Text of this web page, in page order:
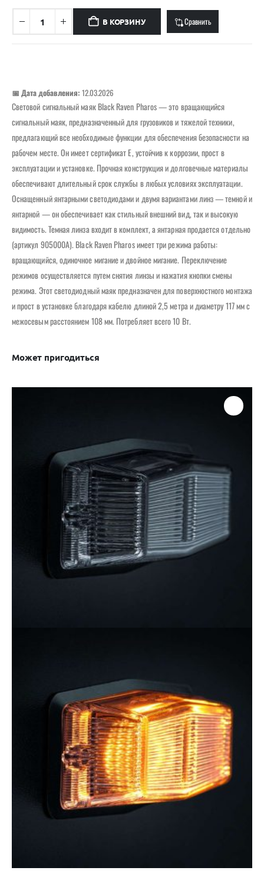
В КОРЗИНУ Сравнить
📅 Дата добавления: 12.03.2026
Световой сигнальный маяк Black Raven Pharos — это вращающийся
сигнальный маяк, предназначенный для грузовиков и тяжелой техники,
предлагающий все необходимые функции для обеспечения безопасности на
рабочем месте. Он имеет сертификат E, устойчив к коррозии, прост в
эксплуатации и установке. Прочная конструкция и долговечные материалы
обеспечивают длительный срок службы в любых условиях эксплуатации.
Оснащенный янтарными светодиодами и двумя вариантами линз — темной и
янтарной — он обеспечивает как стильный внешний вид, так и высокую
видимость. Темная линза входит в комплект, а янтарная продается отдельно
(артикул 905000A). Black Raven Pharos имеет три режима работы:
вращающийся, одиночное мигание и двойное мигание. Переключение
режимов осуществляется путем снятия линзы и нажатия кнопки смены
режима. Этот светодиодный маяк предназначен для поверхностного монтажа
и прост в установке благодаря кабелю длиной 2,5 метра и диаметру 117 мм с
межосевым расстоянием 108 мм. Потребляет всего 10 Вт.
Может пригодиться